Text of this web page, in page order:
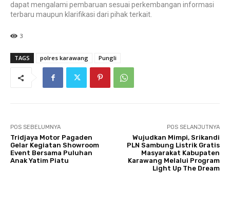
dapat mengalami pembaruan sesuai perkembangan informasi
terbaru maupun klarifikasi dari pihak terkait.
3
TAGS polres karawang Pungli
POS SEBELUMNYA
Tridjaya Motor Pagaden
Gelar Kegiatan Showroom
Event Bersama Puluhan
Anak Yatim Piatu
POS SELANJUTNYA
Wujudkan Mimpi, Srikandi
PLN Sambung Listrik Gratis
Masyarakat Kabupaten
Karawang Melalui Program
Light Up The Dream